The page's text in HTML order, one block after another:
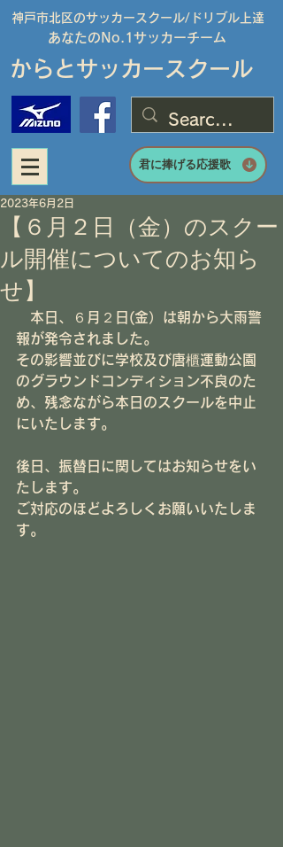
神戸市北区のサッカースクール/ ドリブル上達
あなたのNo.1サッカーチーム
からとサッカースクール
君に捧げる応援歌
【６月２日（金）のスクー
ル開催についてのお知ら
せ】
2023年6月2日
本日、６月２日(金）は朝から大雨警
報が発令されました。
その影響並びに学校及び唐櫃運動公園
のグラウンドコンディション不良のた
め、残念ながら本日のスクールを中止
にいたします。
後日、振替日に関してはお知らせをい
たします。
ご対応のほどよろしくお願いいたしま
す。